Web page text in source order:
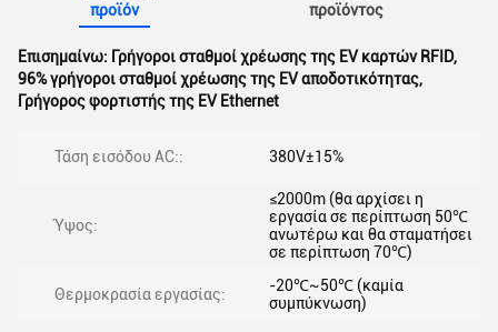
προϊόν
προϊόντος
Επισημαίνω: Γρήγοροι σταθμοί χρέωσης της EV καρτών RFID,
96% γρήγοροι σταθμοί χρέωσης της EV αποδοτικότητας,
Γρήγορος φορτιστής της EV Ethernet
Τάση εισόδου AC:: 380V±15%
Ύψος:
≤2000m (θα αρχίσει η
εργασία σε περίπτωση 50℃
ανωτέρω και θα σταματήσει
σε περίπτωση 70℃)
Θερμοκρασία εργασίας:
-20℃~50℃ (καμία
συμπύκνωση)